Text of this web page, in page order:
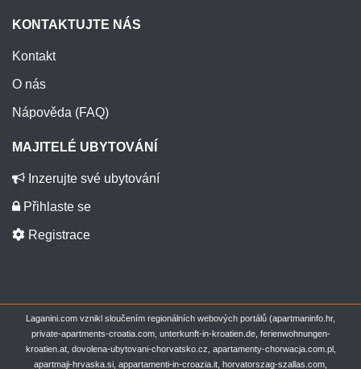
KONTAKTUJTE NÁS
Kontakt
O nás
Nápověda (FAQ)
MAJITELÉ UBYTOVÁNÍ
Inzerujte své ubytování
Přihlaste se
Registrace
Laganini.com vznikl sloučením regionálních webových portálů (apartmaninfo.hr,
private-apartments-croatia.com, unterkunft-in-kroatien.de, ferienwohnungen-
kroatien.at, dovolena-ubytovani-chorvatsko.cz, apartamenty-chorwacja.com.pl,
apartmaji-hrvaska.si, appartamenti-in-croazia.it, horvatorszag-szallas.com,